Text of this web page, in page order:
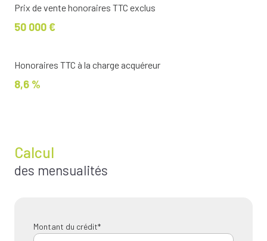
Prix de vente honoraires TTC exclus
50 000 €
Honoraires TTC à la charge acquéreur
8,6 %
Calcul
des mensualités
Montant du crédit*